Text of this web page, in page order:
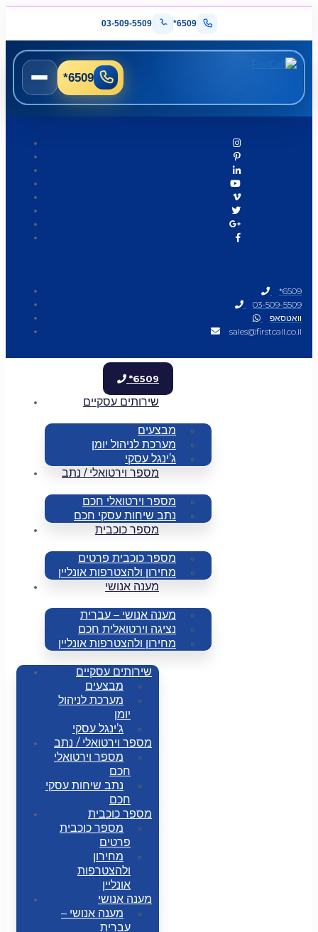
*6509
03-509-5509
*6509
*6509
03-509-5509
וואטסאפ
sales@firstcall.co.il
*6509
שירותים עסקיים
מבצעים
מערכת לניהול יומן
ג’ינגל עסקי
מספר וירטואלי / נתב
מספר וירטואלי חכם
נתב שיחות עסקי חכם
מספר כוכבית
מספר כוכבית פרטים
מחירון ולהצטרפות אונליין
מענה אנושי
מענה אנושי – עברית
נציגה וירטואלית חכם
מחירון ולהצטרפות אונליין
שירותים עסקיים
מבצעים
מערכת לניהול
יומן
ג’ינגל עסקי
מספר וירטואלי / נתב
מספר וירטואלי
חכם
נתב שיחות עסקי
חכם
מספר כוכבית
מספר כוכבית
פרטים
מחירון
ולהצטרפות
אונליין
מענה אנושי
מענה אנושי –
עברית